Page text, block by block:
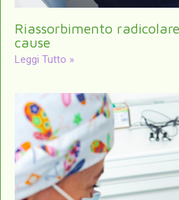
Riassorbimento
cause
Leggi Tutto »